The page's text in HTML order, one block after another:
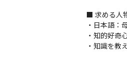
■ 求める人
・日本語：
・知的好奇
・知識を教